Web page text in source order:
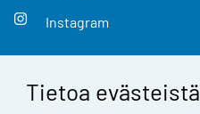
Tietoa evästeistä
Instagram
Yhteystiedot